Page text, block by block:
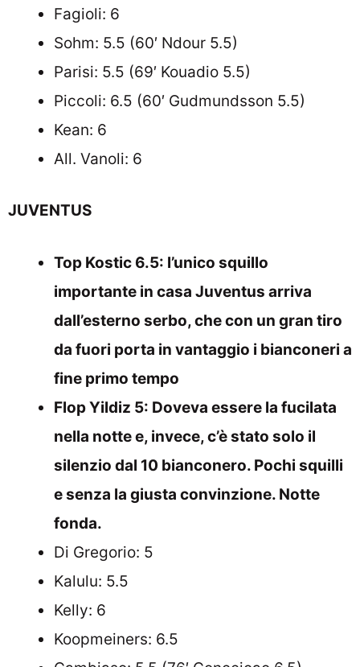
Fagioli: 6
Sohm: 5.5 (60′ Ndour 5.5)
Parisi: 5.5 (69′ Kouadio 5.5)
Piccoli: 6.5 (60′ Gudmundsson 5.5)
Kean: 6
All. Vanoli: 6
JUVENTUS
Top Kostic 6.5: l’unico squillo
importante in casa Juventus arriva
dall’esterno serbo, che con un gran tiro
da fuori porta in vantaggio i bianconeri a
fine primo tempo
Flop Yildiz 5: Doveva essere la fucilata
nella notte e, invece, c’è stato solo il
silenzio dal 10 bianconero. Pochi squilli
e senza la giusta convinzione. Notte
fonda.
Di Gregorio: 5
Kalulu: 5.5
Kelly: 6
Koopmeiners: 6.5